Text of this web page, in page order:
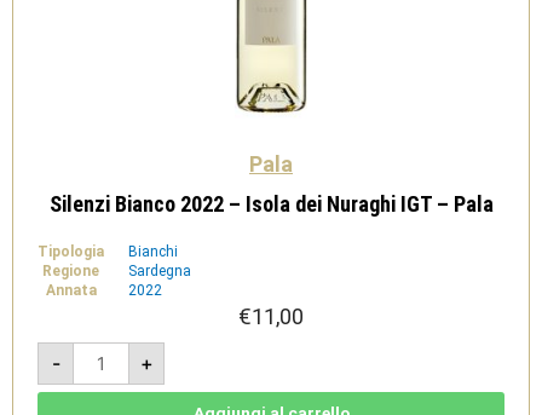
Pala
Silenzi Bianco 2022 – Isola dei Nuraghi IGT – Pala
Tipologia
Bianchi
Regione
Sardegna
Annata
2022
€11,00
-
Silenzi
Bianco
2022
-
+